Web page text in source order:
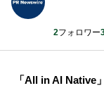
2フォロワー
「All in AI Native